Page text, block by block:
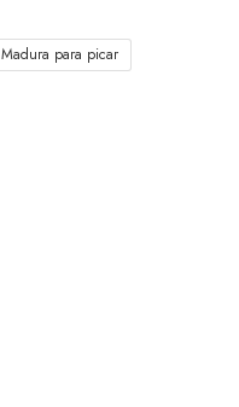
Madura para picar